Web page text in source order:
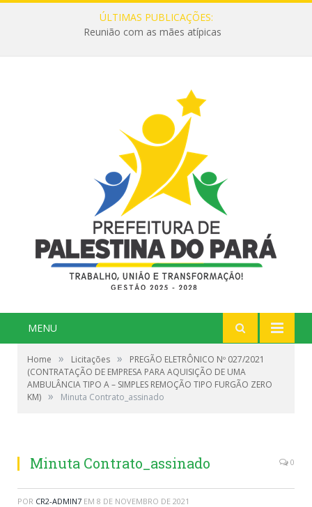
ÚLTIMAS PUBLICAÇÕES:
Reunião com as mães atípicas
MENU
Home » Licitações »
PREGÃO ELETRÔNICO Nº 027/2021
(CONTRATAÇÃO DE EMPRESA PARA AQUISIÇÃO DE UMA
AMBULÂNCIA TIPO A – SIMPLES REMOÇÃO TIPO FURGÃO ZERO
KM) » Minuta Contrato_assinado
Minuta Contrato_assinado 0
POR CR2-ADMIN7 EM 8 DE NOVEMBRO DE 2021